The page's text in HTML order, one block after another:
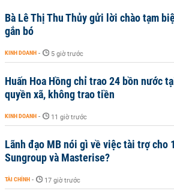
Bà Lê Thị Thu Thủy gửi lời chào tạm
gắn bó
KINH DOANH - 5 giờ trước
Huấn Hoa Hồng chỉ trao 24 bồn nước
quyền xã, không trao tiền
KINH DOANH - 11 giờ trước
Lãnh đạo MB nói gì về việc tài trợ cho
Sungroup và Masterise?
TÀI CHÍNH - 17 giờ trước